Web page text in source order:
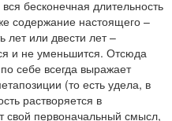
бесконечная длительность
содержание настоящего –
лет или двести лет –
и не уменьшится. Отсюда
себе всегда выражает
(то есть удела, в
растворяется в
свой первоначальный смысл,